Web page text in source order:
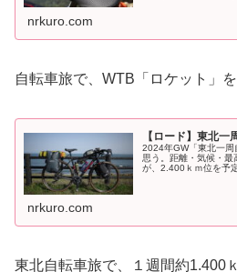
nrkuro.com
自転車旅で、WTB「ロケット」を
【ロード】東北
2024年GW「東北一周
思う。距離・気候・最
が、2.400ｋｍ位を予
nrkuro.com
東北自転車旅で、１週間約1.400